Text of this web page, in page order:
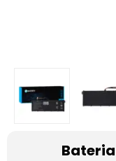
Bateria